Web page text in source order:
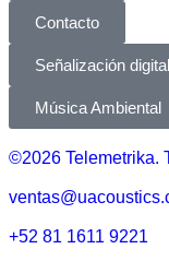
Contacto
Señalización digital
Música Ambiental
©2026 Telemetrika.
+52 81 1611 9221